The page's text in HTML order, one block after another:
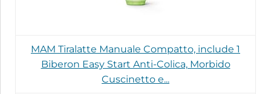
MAM Tiralatte Manuale Compatto, include 1
Biberon Easy Start Anti-Colica, Morbido
Cuscinetto e...